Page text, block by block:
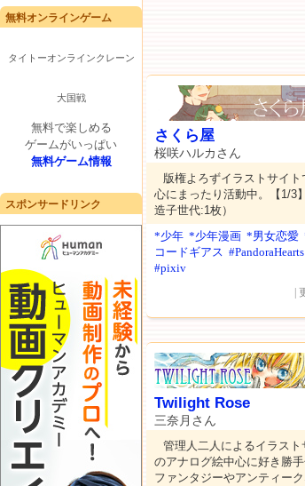
無料オンラインゲーム
タイトーオンラインクレーン
大国戦
無料で楽しめる
ゲームがいっぱい
無料ゲーム情報
スポンサードリンク
さくら屋
桜咲ハルカさん
版権よろずイラストサイ
心にまったり活動中。【1/3
造子世代:1枚）
*少年 *少年漫画 *男女恋愛
コードギアス #PandoraHearts
#pixiv
|
Twilight Rose
三奈月さん
管理人二人によるイラス
のアナログ絵中心に好き勝
ファンタジーやアンティー